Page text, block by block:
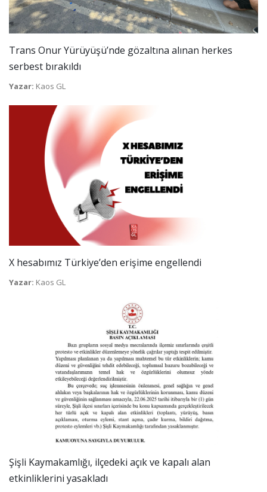
Trans Onur Yürüyüşü’nde gözaltına alınan herkes
serbest bırakıldı
Yazar: Kaos GL
X hesabımız Türkiye’den erişime engellendi
Yazar: Kaos GL
Şişli Kaymakamlığı, ilçedeki açık ve kapalı alan
etkinliklerini yasakladı